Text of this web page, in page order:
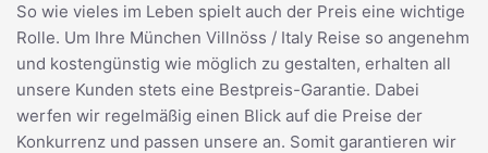
So wie vieles im Leben spielt auch der Preis eine wichtige
Rolle. Um Ihre München Villnöss / Italy Reise so angenehm
und kostengünstig wie möglich zu gestalten, erhalten all
unsere Kunden stets eine Bestpreis-Garantie. Dabei
werfen wir regelmäßig einen Blick auf die Preise der
Konkurrenz und passen unsere an. Somit garantieren wir